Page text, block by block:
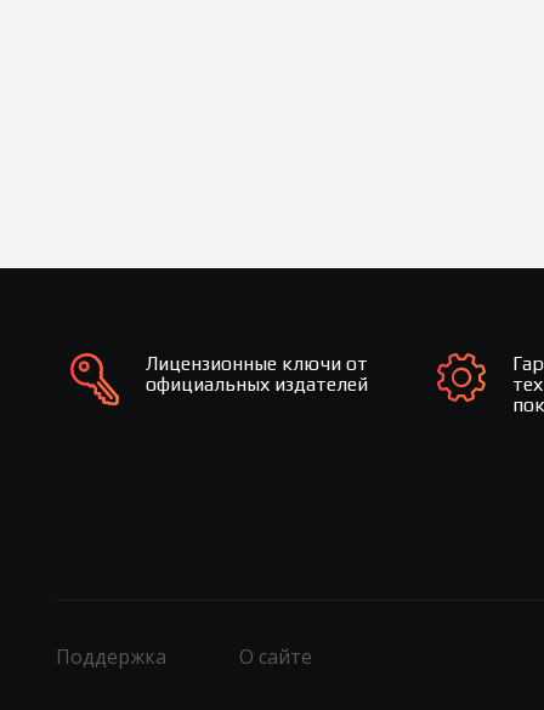
Лицензионные ключи от
официальных издателей
Поддержка О сайте